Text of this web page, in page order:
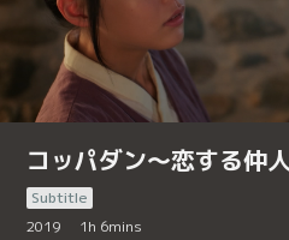
コッパダン～恋する仲
Subtitle
2019
1h 6mins